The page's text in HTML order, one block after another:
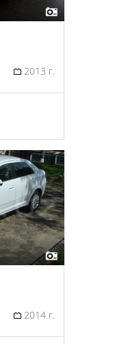
2013 г.
2014 г.